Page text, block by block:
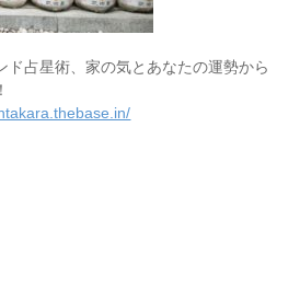
ド占星術、家の気とあなたの運勢から